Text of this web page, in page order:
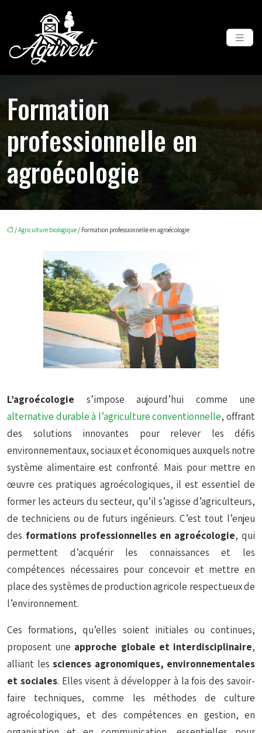
Formation
professionnelle en
agroécologie
/Agriculture biologique / Formation professionnelle en agroécologie
L’agroécologie s’impose aujourd’hui comme une
alternative durable à l’agriculture conventionnelle, offrant
des solutions innovantes pour relever les défis
environnementaux, sociaux et économiques auxquels notre
système alimentaire est confronté. Mais pour mettre en
œuvre ces pratiques agroécologiques, il est essentiel de
former les acteurs du secteur, qu’il s’agisse d’agriculteurs,
de techniciens ou de futurs ingénieurs. C’est tout l’enjeu
des formations professionnelles en agroécologie, qui
permettent d’acquérir les connaissances et les
compétences nécessaires pour concevoir et mettre en
place des systèmes de production agricole respectueux de
l’environnement.
Ces formations, qu’elles soient initiales ou continues,
proposent une approche globale et interdisciplinaire,
alliant les sciences agronomiques, environnementales
et sociales. Elles visent à développer à la fois des savoir-
faire techniques, comme les méthodes de culture
agroécologiques, et des compétences en gestion, en